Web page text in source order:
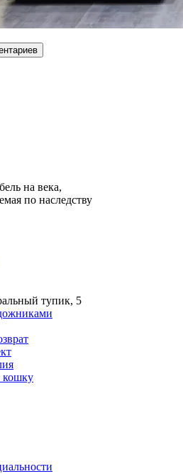
на века,
по наследству
тупик, 5
кошку